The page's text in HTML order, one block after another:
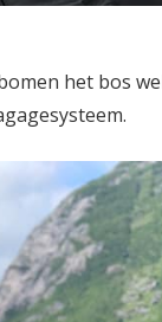
het bos